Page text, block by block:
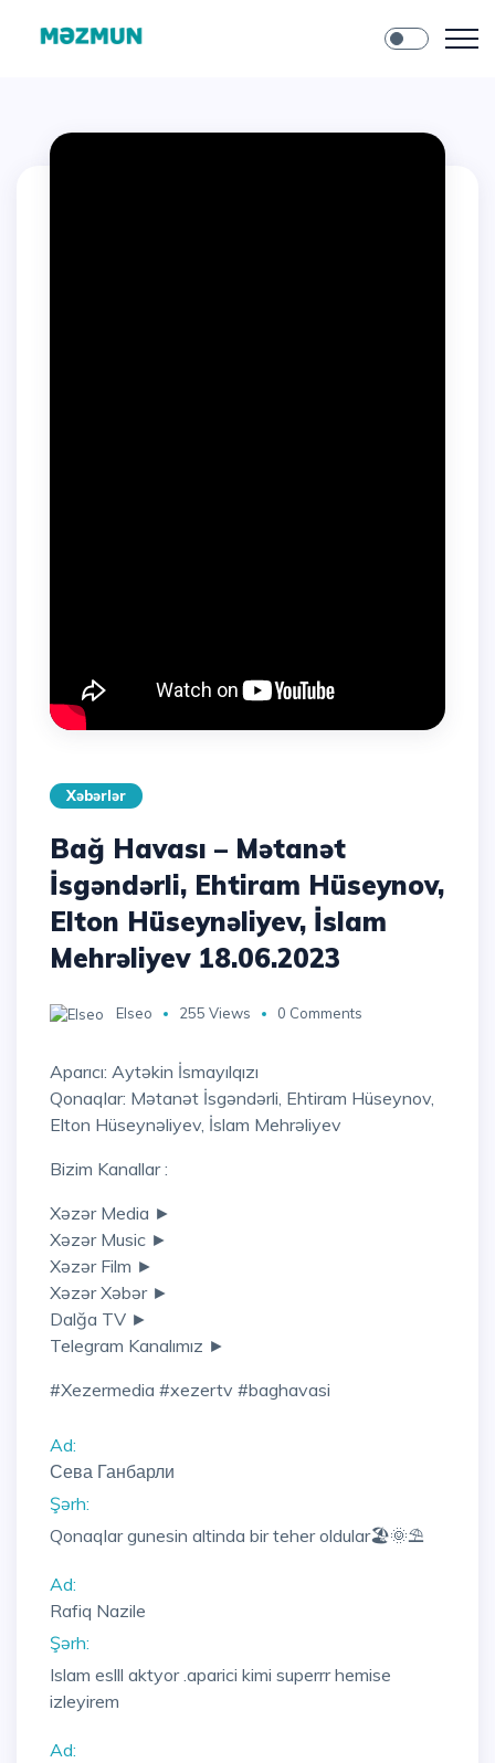
Xəbərlər
Bağ Havası – Mətanət
İsgəndərli, Ehtiram Hüseynov,
Elton Hüseynəliyev, İslam
Mehrəliyev 18.06.2023
Elseo 255 Views 0 Comments
Aparıcı: Aytəkin İsmayılqızı
Qonaqlar: Mətanət İsgəndərli, Ehtiram Hüseynov,
Elton Hüseynəliyev, İslam Mehrəliyev
Bizim Kanallar :
Xəzər Media ►
Xəzər Music ►
Xəzər Film ►
Xəzər Xəbər ►
Dalğa TV ►
Telegram Kanalımız ►
#xezermedia #xezertv #baghavasi
Ad:
Сева Ганбарли
Şərh:
Qonaqlar gunesin altinda bir teher oldular🏖️🌞⛱️
Ad:
Rafiq Nazile
Şərh:
Islam eslll aktyor .aparici kimi superrr hemise
izleyirem
Ad: